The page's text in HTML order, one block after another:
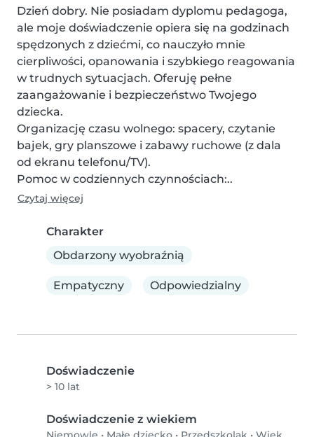
Dzień dobry. Nie posiadam dyplomu pedagoga,
ale moje doświadczenie opiera się na godzinach
spędzonych z dziećmi, co nauczyło mnie
cierpliwości, opanowania i szybkiego reagowania
w trudnych sytuacjach. Oferuję pełne
zaangażowanie i bezpieczeństwo Twojego
dziecka.
Organizację czasu wolnego: spacery, czytanie
bajek, gry planszowe i zabawy ruchowe (z dala
od ekranu telefonu/TV).
Pomoc w codziennych czynnościach:..
Czytaj więcej
Charakter
Obdarzony wyobraźnią
Empatyczny Odpowiedzialny
Doświadczenie
> 10 lat
Doświadczenie z wiekiem